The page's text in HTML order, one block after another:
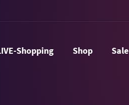
LIVE-Shopping Shop Sale